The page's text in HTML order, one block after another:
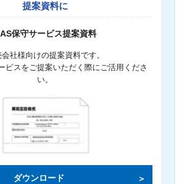
提案資料に
保守サービス提案資料
社様向けの提案資料です。
ビスをご提案いただく際にご活用くださ
い。
ダウンロード